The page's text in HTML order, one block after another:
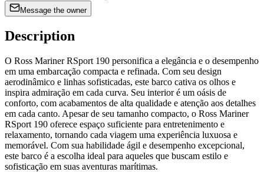
Message the owner
Description
O Ross Mariner RSport 190 personifica a elegância e o desempenho
em uma embarcação compacta e refinada. Com seu design
aerodinâmico e linhas sofisticadas, este barco cativa os olhos e
inspira admiração em cada curva. Seu interior é um oásis de
conforto, com acabamentos de alta qualidade e atenção aos detalhes
em cada canto. Apesar de seu tamanho compacto, o Ross Mariner
RSport 190 oferece espaço suficiente para entretenimento e
relaxamento, tornando cada viagem uma experiência luxuosa e
memorável. Com sua habilidade ágil e desempenho excepcional,
este barco é a escolha ideal para aqueles que buscam estilo e
sofisticação em suas aventuras marítimas.